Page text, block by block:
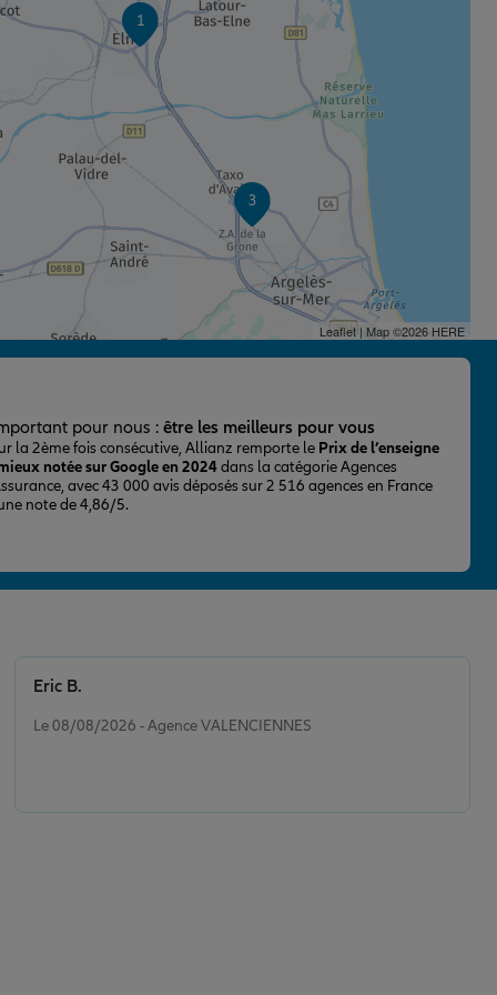
3
1
Leaflet| Map ©2026 HERE
pour nous : être les meilleurs pour vous
la 2ème fois consécutive, Allianz remporte le Prix de l’enseigne
notée sur Google en 2024dans la catégorie Agences
avec 43 000 avis déposés sur 2 516 agences en France
note de 4,86/5.
Le 08/08/2026 - Agence VALENCIENNES
Eric B.